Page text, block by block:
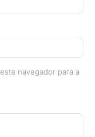
navegador para a